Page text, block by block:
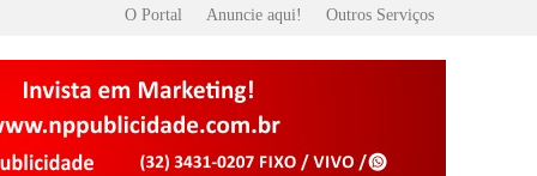
O Portal Anuncie aqui! Outros Serviços